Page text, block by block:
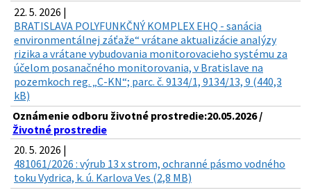
22. 5. 2026 |
BRATISLAVA POLYFUNKČNÝ KOMPLEX EHQ - sanácia
environmentálnej záťaže“ vrátane aktualizácie analýzy
rizika a vrátane vybudovania monitorovacieho systému za
účelom posanačného monitorovania, v Bratislave na
pozemkoch reg. „C-KN“; parc. č. 9134/1, 9134/13, 9 (440,3
kB)
Oznámenie odboru životné prostredie:20.05.2026 /
Životné prostredie
20. 5. 2026 |
481061/2026 : výrub 13 x strom, ochranné pásmo vodného
toku Vydrica, k. ú. Karlova Ves (2,8 MB)